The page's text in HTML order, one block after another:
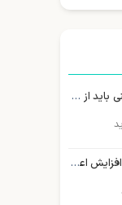
10 سوالی که قبل از عمل بینی باید از جراح خود بپرسید
10 سوالی که قبل از عمل بینی باید از جراح خود بپرسید
تاثیر جراحی زیبایی بینی بر افزایش اعتماد به نفس